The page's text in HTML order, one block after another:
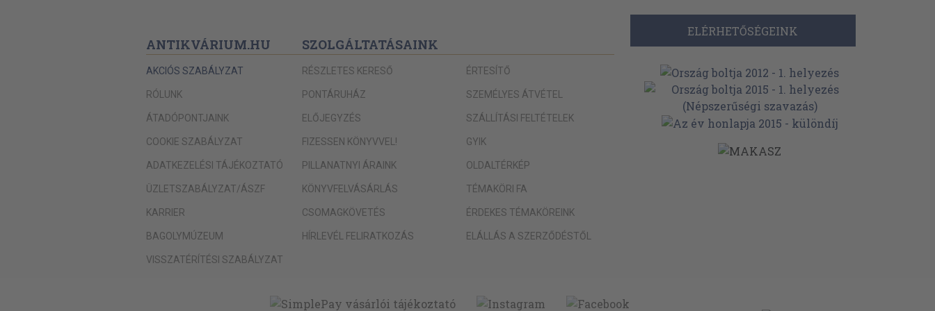
ANTIKVÁRIUM.HU
AKCIÓS SZABÁLYZAT
RÓLUNK
ÁTADÓPONTJAINK
COOKIE SZABÁLYZAT
ADATKEZELÉSI TÁJÉKOZTATÓ
ÜZLETSZABÁLYZAT/ÁSZF
KARRIER
BAGOLYMÚZEUM
VISSZATÉRÍTÉSI SZABÁLYZAT
SZOLGÁLTATÁSAINK
RÉSZLETES KERESŐ
PONTÁRUHÁZ
ELŐJEGYZÉS
FIZESSEN KÖNYVVEL!
PILLANATNYI ÁRAINK
KÖNYVFELVÁSÁRLÁS
CSOMAGKÖVETÉS
HÍRLEVÉL FELIRATKOZÁS
ÉRTESÍTŐ
SZEMÉLYES ÁTVÉTEL
SZÁLLÍTÁSI FELTÉTELEK
GYIK
OLDALTÉRKÉP
TÉMAKÖRI FA
ÉRDEKES TÉMAKÖREINK
ELÁLLÁS A SZERZŐDÉSTŐL
ELÉRHETŐSÉGEINK